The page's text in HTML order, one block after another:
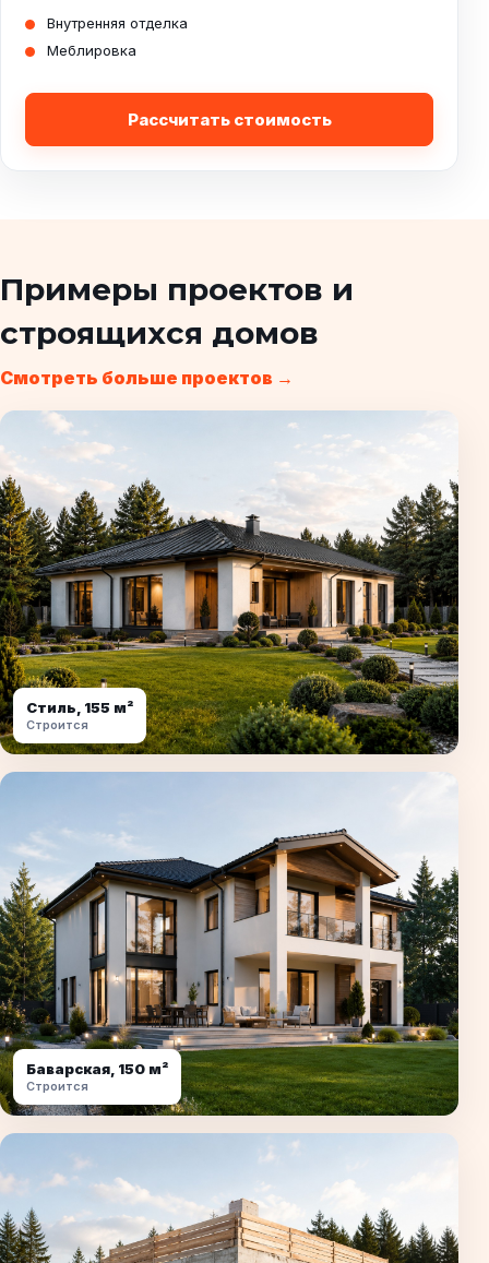
Внутренняя отделка
Меблировка
Рассчитать стоимость
Примеры проектов и
строящихся домов
Смотреть больше проектов →
Стиль, 155 м²
Строится
Баварская, 150 м²
Строится